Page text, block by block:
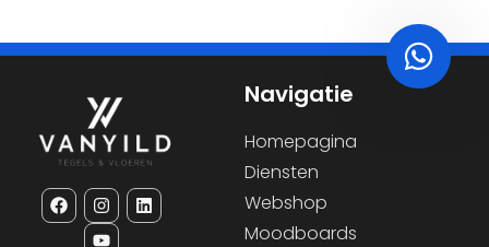
Navigatie
Homepagina
Diensten
Webshop
Moodboards